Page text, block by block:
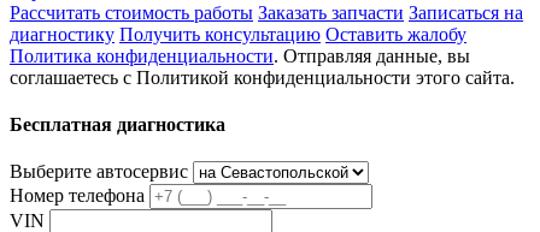
Рассчитать стоимость работы Заказать запчасти Записаться на
диагностику Получить консультацию Оставить жалобу
Политика конфиденциальности. Отправляя данные, вы
соглашаетесь с Политикой конфиденциальности этого сайта.
Бесплатная диагностика
Выберите автосервис
Номер телефона
VIN